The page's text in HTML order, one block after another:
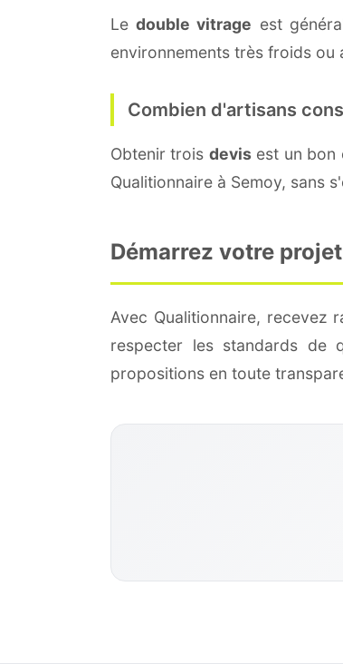
Ledouble vitrage est
environnements très froids ou
Combien d'artisans
Obtenir trois devisest un bon
Qualitionnaire à Semoy, sans
Démarrez votre
Avec Qualitionnaire, recevez
respecter les standards de
propositions en toute